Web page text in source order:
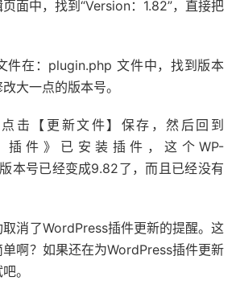
面中，找到“Version：1.82”，直接把
件在：plugin.php 文件中，找到版本
大一点的版本号。
击【更新文件】保存，然后回到
插件》已安装插件，这个WP-
本号已经变成9.82了，而且已经没有
消了WordPress插件更新的提醒。这
啊？如果还在为WordPress插件更新
。